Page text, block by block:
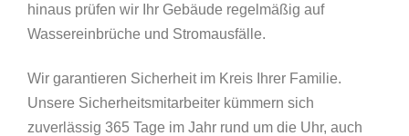
hinaus prüfen wir Ihr Gebäude regelmäßig auf
Wassereinbrüche und Stromausfälle.
Wir garantieren Sicherheit im Kreis Ihrer Familie.
Unsere Sicherheitsmitarbeiter kümmern sich
zuverlässig 365 Tage im Jahr rund um die Uhr, auch